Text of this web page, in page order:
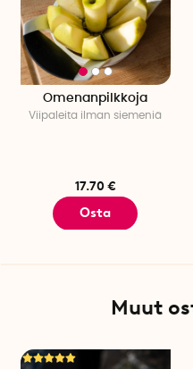
Omenanpilkkoja
Viipaleita ilman siemeniä
17.70 €
Osta
Muut